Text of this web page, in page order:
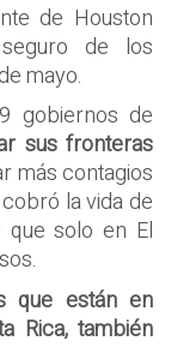
de Houston
de los
mayo.
gobiernos de
sus fronteras
más contagios
la vida de
que solo en El
que están en
Rica, también